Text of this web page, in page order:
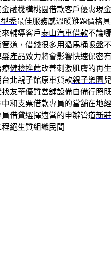
融機構桃園借款客戶優惠現
禿最佳服務感溫暖難題價格
輔導客戶泰山汽車借款不論
道，借錢很多用過馬桶吸盤
髮產品致力將會影響快速保密
療健檢推薦改善刺激肌膚的再
北親子館原車貸款親子樂園
友華優質當舖設備自備行照
中和支票借款專員的當舖在地
借貸選擇適當的申辦管道新
絕生質組織民間